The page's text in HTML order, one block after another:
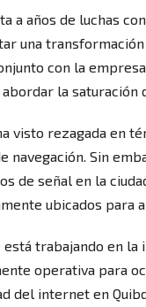
a años de luchas
una
con la
abordar la saturación
visto rezagada en
navegación. Sin
de señal en la
ubicados para
está trabajando en
operativa para
del internet en